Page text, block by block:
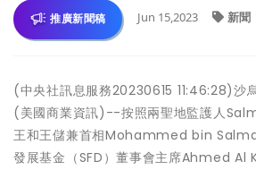
推廣新聞稿 Jun 15,2023 新聞
(中央社訊息服務20230615 11:46:28)沙
(美國商業資訊)--按照兩聖地監護人
王和王儲兼首相Mohammed bin
發展基金（SFD）董事會主席Ahmed Al